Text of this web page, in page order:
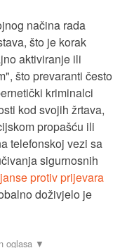
načina rada
što je korak
aktiviranje ili
što prevaranti često
kriminalci
kod svojih žrtava,
propašću ili
telefonskoj vezi sa
sigurnosnih
protiv prijevara
doživjelo je